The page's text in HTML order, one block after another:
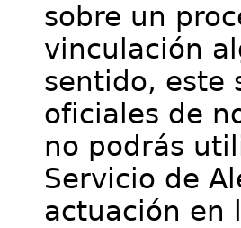
sobre un
vinculación
sentido, este
oficiales de
no podrás
Servicio de
actuación en